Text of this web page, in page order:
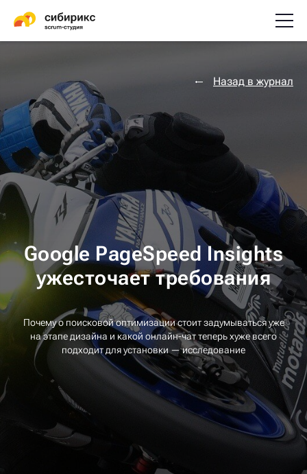
Назад в журнал
Google PageSpeed Insights
ужесточает требования
Почему о поисковой оптимизации стоит задумываться уже
на этапе дизайна и какой онлайн-чат теперь хуже всего
подходит для установки — исследование